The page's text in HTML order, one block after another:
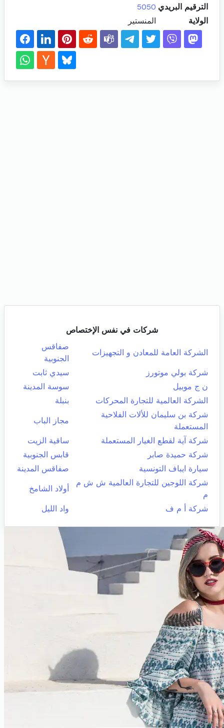
الترقيم البريدي 5050
الولاية
المنستير
شركات في نفس الإختصاص
الشركة العامة للمعادن و التجهيزات
صفاقس
الجنوبية
شركة بولي موتورز
سيدي ثابت
ن ج موبيل
سوسة المدينة
الشركة العالمية للتجارة المحركات
بنبلة
شركة بن سليمان للألات الفلاحية
المستعملة
مجاز الباب
شركة آية لقطع الغيار المستعملة
ساقية الزيت
شركة حميدة صابر
قابس الجنوبية
سيارة ايباف التونسية
صفاقس المدينة
شركة اللوجين للتجارة العالمية ش ش م
م
أولاد الشامخ
شركة أ م ف واد الليل